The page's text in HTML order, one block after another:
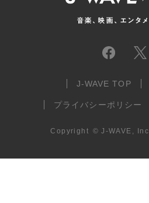
J-WAVE TOP
プライバシーポリシー
Copyright © J-WAVE, Inc.